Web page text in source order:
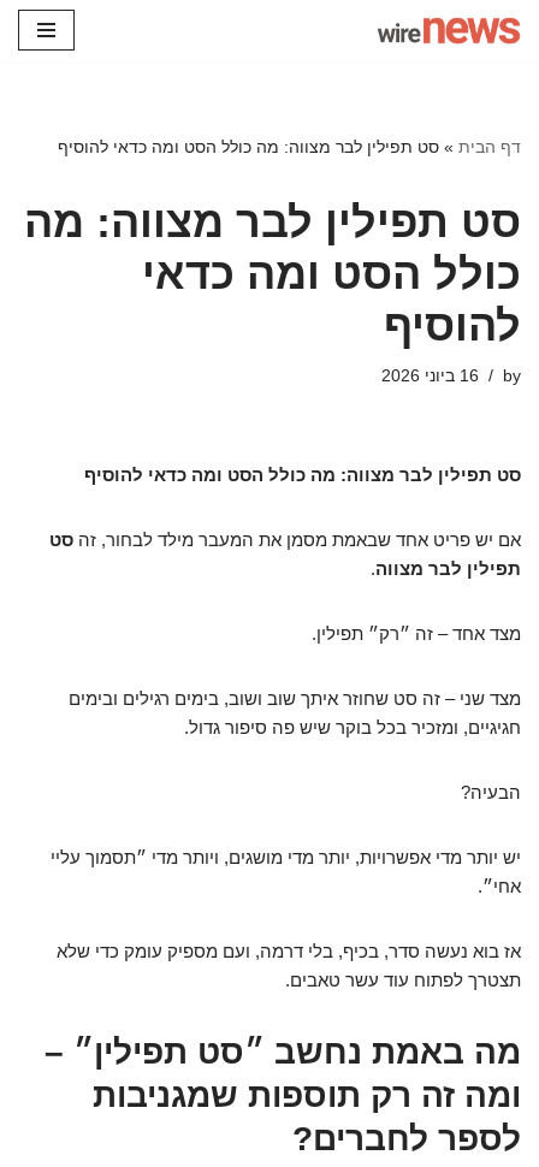
דף הבית » סט תפילין לבר מצווה: מה כולל הסט ומה כדאי להוסיף
סט תפילין לבר מצווה: מה
כולל הסט ומה כדאי
להוסיף
by 16 ביוני 2026
סט תפילין לבר מצווה: מה כולל הסט ומה כדאי להוסיף
אם יש פריט אחד שבאמת מסמן את המעבר מילד לבחור, זה סט
תפילין לבר מצווה.
מצד אחד – זה ״רק״ תפילין.
מצד שני – זה סט שחוזר איתך שוב ושוב, בימים רגילים ובימים
חגיגיים, ומזכיר בכל בוקר שיש פה סיפור גדול.
הבעיה?
יש יותר מדי אפשרויות, יותר מדי מושגים, ויותר מדי ״תסמוך עליי
אחי״.
אז בוא נעשה סדר, בכיף, בלי דרמה, ועם מספיק עומק כדי שלא
תצטרך לפתוח עוד עשר טאבים.
מה באמת נחשב ״סט תפילין״ –
ומה זה רק תוספות שמגניבות
לספר לחברים?